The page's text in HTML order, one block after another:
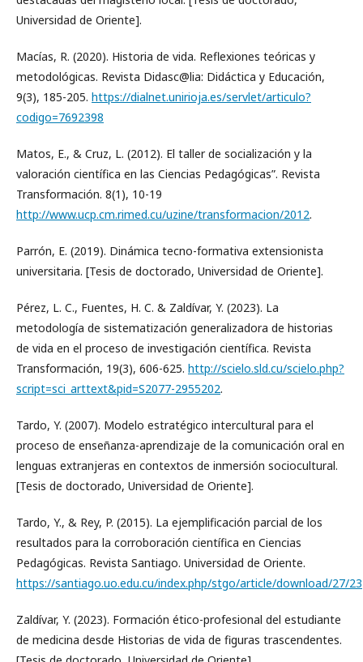
Universidad de Oriente].
Macías, R. (2020). Historia de vida. Reflexiones teóricas y
metodológicas. Revista Didasc@lia: Didáctica y Educación,
9(3), 185-205. https://dialnet.unirioja.es/servlet/articulo?
codigo=7692398
Matos, E., & Cruz, L. (2012). El taller de socialización y la
valoración científica en las Ciencias Pedagógicas”. Revista
Transformación. 8(1), 10-19
http://www.ucp.cm.rimed.cu/uzine/transformacion/2012.
Parrón, E. (2019). Dinámica tecno-formativa extensionista
universitaria. [Tesis de doctorado, Universidad de Oriente].
Pérez, L. C., Fuentes, H. C. & Zaldívar, Y. (2023). La
metodología de sistematización generalizadora de historias
de vida en el proceso de investigación científica. Revista
Transformación, 19(3), 606-625. http://scielo.sld.cu/scielo.php?
script=sci_arttext&pid=S2077-2955202.
Tardo, Y. (2007). Modelo estratégico intercultural para el
proceso de enseñanza-aprendizaje de la comunicación oral en
lenguas extranjeras en contextos de inmersión sociocultural.
[Tesis de doctorado, Universidad de Oriente].
Tardo, Y., & Rey, P. (2015). La ejemplificación parcial de los
resultados para la corroboración científica en Ciencias
Pedagógicas. Revista Santiago. Universidad de Oriente.
https://santiago.uo.edu.cu/index.php/stgo/article/download/27/23
Zaldívar, Y. (2023). Formación ético-profesional del estudiante
de medicina desde Historias de vida de figuras trascendentes.